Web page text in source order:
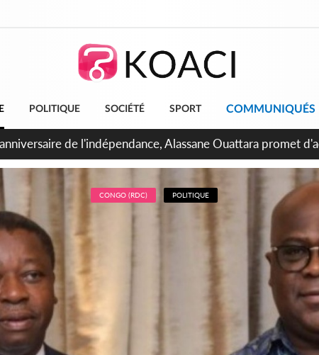
POLITIQUE SOCIÉTÉ SPORT COMMUNIQUÉS
Amadou Oury Bah admire le modèle ivoirien et veut
Guinée
CONGO (RDC) POLITIQUE